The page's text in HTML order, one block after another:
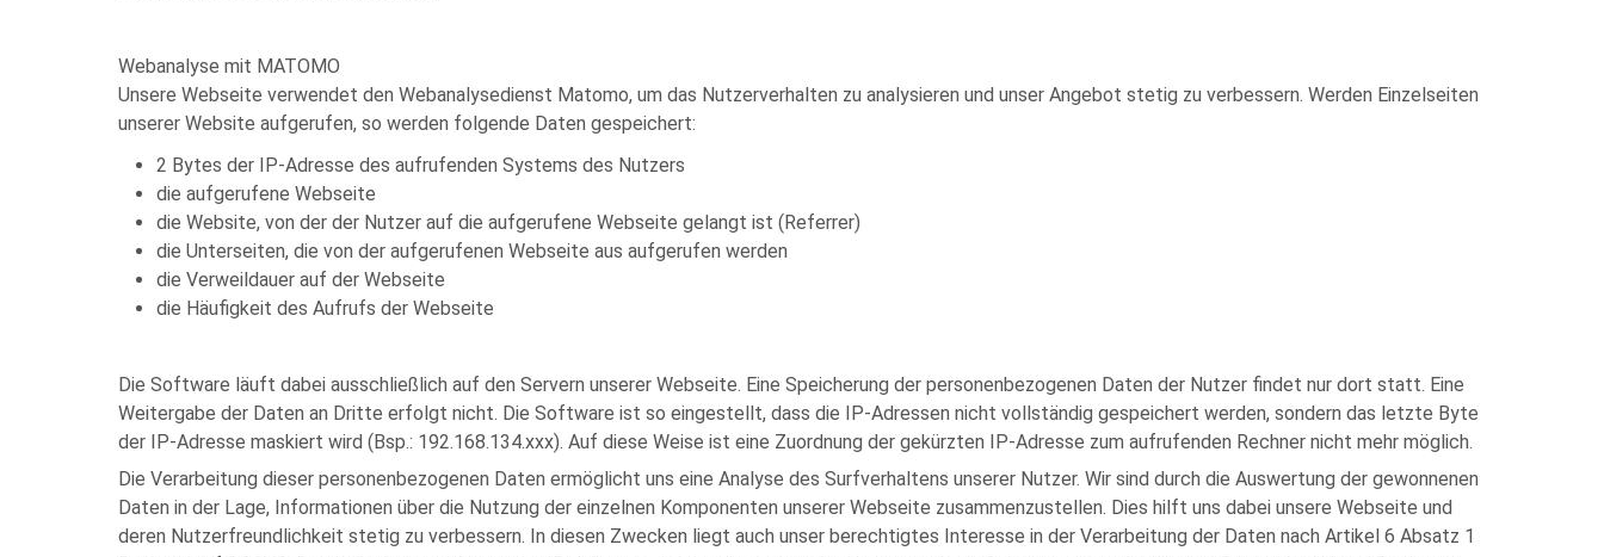
Webanalyse mit MATOMO
Unsere Webseite verwendet den Webanalysedienst Matomo, um das Nutzerverhalten zu analysieren und unser Angebot stetig zu verbessern. Werden Einzelseiten
unserer Website aufgerufen, so werden folgende Daten gespeichert:
2 Bytes der IP-Adresse des aufrufenden Systems des Nutzers
die aufgerufene Webseite
die Website, von der der Nutzer auf die aufgerufene Webseite gelangt ist (Referrer)
die Unterseiten, die von der aufgerufenen Webseite aus aufgerufen werden
die Verweildauer auf der Webseite
die Häufigkeit des Aufrufs der Webseite
Die Software läuft dabei ausschließlich auf den Servern unserer Webseite. Eine Speicherung der personenbezogenen Daten der Nutzer findet nur dort statt. Eine
Weitergabe der Daten an Dritte erfolgt nicht. Die Software ist so eingestellt, dass die IP-Adressen nicht vollständig gespeichert werden, sondern das letzte Byte
der IP-Adresse maskiert wird (Bsp.: 192.168.134.xxx). Auf diese Weise ist eine Zuordnung der gekürzten IP-Adresse zum aufrufenden Rechner nicht mehr möglich.
Die Verarbeitung dieser personenbezogenen Daten ermöglicht uns eine Analyse des Surfverhaltens unserer Nutzer. Wir sind durch die Auswertung der gewonnenen
Daten in der Lage, Informationen über die Nutzung der einzelnen Komponenten unserer Webseite zusammenzustellen. Dies hilft uns dabei unsere Webseite und
deren Nutzerfreundlichkeit stetig zu verbessern. In diesen Zwecken liegt auch unser berechtigtes Interesse in der Verarbeitung der Daten nach Artikel 6 Absatz 1